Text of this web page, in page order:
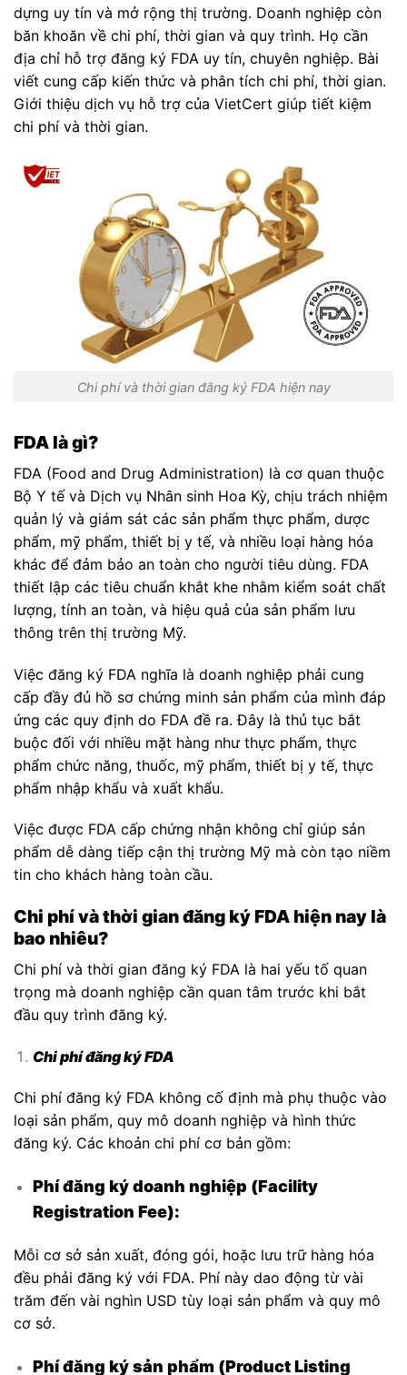
dựng uy tín và mở rộng thị trường. Doanh nghiệp còn
băn khoăn về chi phí, thời gian và quy trình. Họ cần
địa chỉ hỗ trợ đăng ký FDA uy tín, chuyên nghiệp. Bài
viết cung cấp kiến thức và phân tích chi phí, thời gian.
Giới thiệu dịch vụ hỗ trợ của VietCert giúp tiết kiệm
chi phí và thời gian.
Chi phí và thời gian đăng ký FDA hiện nay
FDA là gì?
FDA (Food and Drug Administration) là cơ quan thuộc
Bộ Y tế và Dịch vụ Nhân sinh Hoa Kỳ, chịu trách nhiệm
quản lý và giám sát các sản phẩm thực phẩm, dược
phẩm, mỹ phẩm, thiết bị y tế, và nhiều loại hàng hóa
khác để đảm bảo an toàn cho người tiêu dùng. FDA
thiết lập các tiêu chuẩn khắt khe nhằm kiểm soát chất
lượng, tính an toàn, và hiệu quả của sản phẩm lưu
thông trên thị trường Mỹ.
Việc đăng ký FDA nghĩa là doanh nghiệp phải cung
cấp đầy đủ hồ sơ chứng minh sản phẩm của mình đáp
ứng các quy định do FDA đề ra. Đây là thủ tục bắt
buộc đối với nhiều mặt hàng như thực phẩm, thực
phẩm chức năng, thuốc, mỹ phẩm, thiết bị y tế, thực
phẩm nhập khẩu và xuất khẩu.
Việc được FDA cấp chứng nhận không chỉ giúp sản
phẩm dễ dàng tiếp cận thị trường Mỹ mà còn tạo niềm
tin cho khách hàng toàn cầu.
Chi phí và thời gian đăng ký FDA hiện nay là
bao nhiêu?
Chi phí và thời gian đăng ký FDA là hai yếu tố quan
trọng mà doanh nghiệp cần quan tâm trước khi bắt
đầu quy trình đăng ký.
Chi phí đăng ký FDA
Chi phí đăng ký FDA không cố định mà phụ thuộc vào
loại sản phẩm, quy mô doanh nghiệp và hình thức
đăng ký. Các khoản chi phí cơ bản gồm:
Phí đăng ký doanh nghiệp (Facility
Registration Fee):
Mỗi cơ sở sản xuất, đóng gói, hoặc lưu trữ hàng hóa
đều phải đăng ký với FDA. Phí này dao động từ vài
trăm đến vài nghìn USD tùy loại sản phẩm và quy mô
cơ sở.
Phí đăng ký sản phẩm (Product Listing